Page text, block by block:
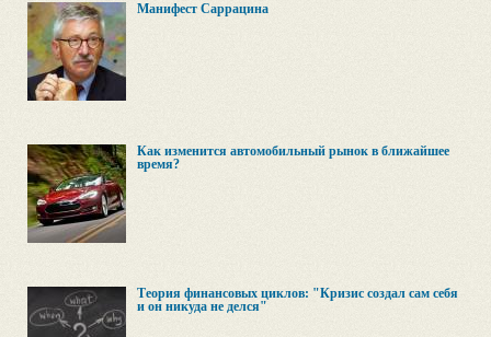
Манифест Саррацина
Как изменится автомобильный рынок в ближайшее
время?
Теория финансовых циклов: "Кризис создал сам себя
и он никуда не делся"